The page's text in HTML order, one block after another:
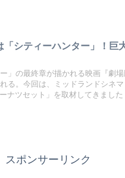
「シティーハンター」！巨
ー」の最終章が描かれる映画『劇
れる。今回は、ミッドランドシネ
ナツセット」を取材してきました
スポンサーリンク